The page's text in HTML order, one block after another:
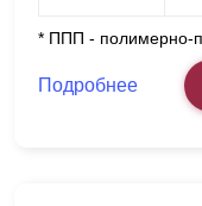
* ППП - полимерно-
Подробнее